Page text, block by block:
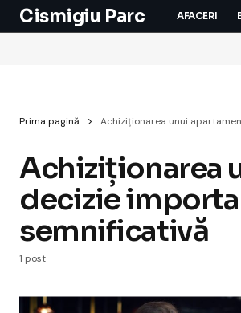
Cismigiu Parc AFACERI
Prima pagină Achiziționarea unui
Achiziționarea
decizie
semnificativă
1 post